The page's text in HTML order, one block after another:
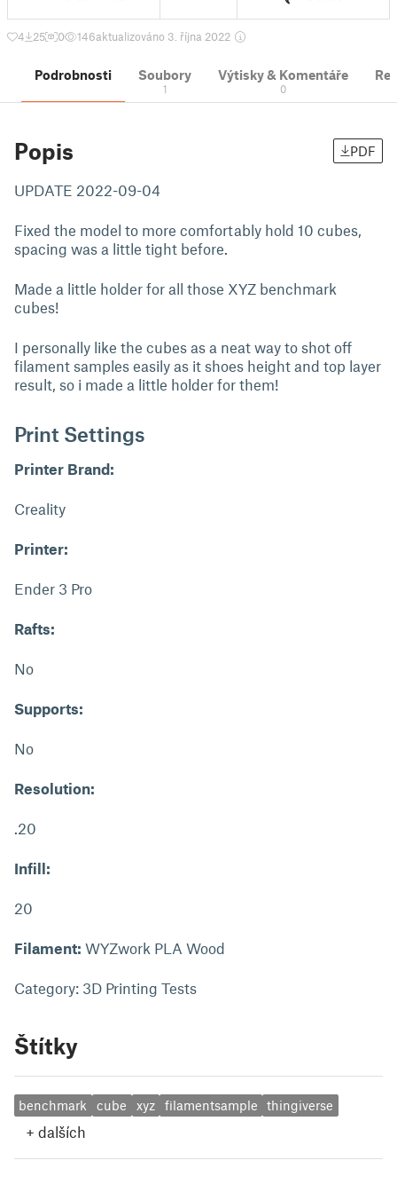
4 25 0 146aktualizováno 3. října 2022
Podrobnosti Soubory
1
Výtisky & Komentáře
0
Popis PDF
UPDATE 2022-09-04
Fixed the model to more comfortably hold 10 cubes,
spacing was a little tight before.
Made a little holder for all those XYZ benchmark
cubes!
I personally like the cubes as a neat way to shot off
filament samples easily as it shoes height and top layer
result, so i made a little holder for them!
Print Settings
Printer Brand:
Creality
Printer:
Ender 3 Pro
Rafts:
No
Supports:
No
Resolution:
.20
Infill:
20
Filament: WYZwork PLA Wood
Category: 3D Printing Tests
Štítky
benchmark cube xyz filamentsample thingiverse
+ dalších